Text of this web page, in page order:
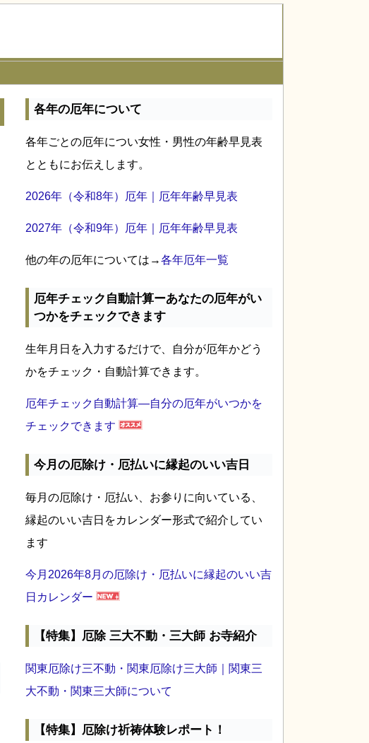
各年の厄年について
各年ごとの厄年につい女性・男性の年齢早見表
とともにお伝えします。
2026年（令和8年）厄年｜厄年年齢早見表
2027年（令和9年）厄年｜厄年年齢早見表
他の年の厄年については→各年厄年一覧
厄年チェック自動計算ーあなたの厄年がい
つかをチェックできます
生年月日を入力するだけで、自分が厄年かどう
かをチェック・自動計算できます。
厄年チェック自動計算―自分の厄年がいつかを
チェックできます
今月の厄除け・厄払いに縁起のいい吉日
毎月の厄除け・厄払い、お参りに向いている、
縁起のいい吉日をカレンダー形式で紹介してい
ます
今月2026年8月の厄除け・厄払いに縁起のいい吉
日カレンダー
【特集】厄除 三大不動・三大師 お寺紹介
関東厄除け三不動・関東厄除け三大師｜関東三
大不動・関東三大師について
【特集】厄除け祈祷体験レポート！